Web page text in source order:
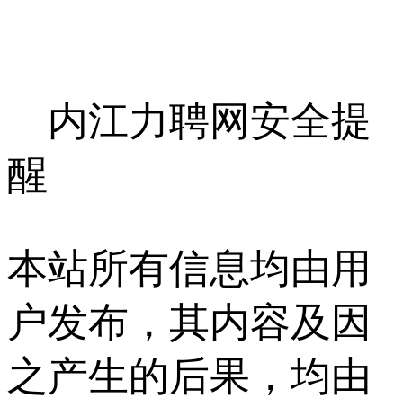
内江力聘网安全提
醒
本站所有信息均由用
户发布，其内容及因
之产生的后果，均由